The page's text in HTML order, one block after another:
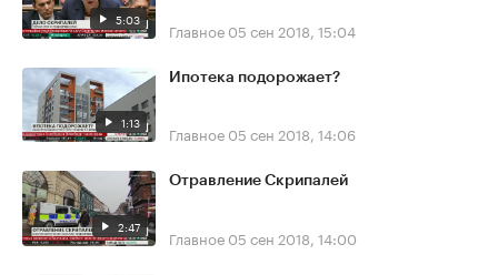
5:03 Главное 05 сен 2018, 15:04
1:13
Ипотека подорожает?
Главное 05 сен 2018, 14:06
2:47
Отравление Скрипалей
Главное 05 сен 2018, 14:00